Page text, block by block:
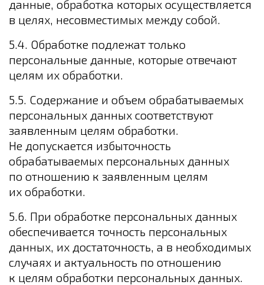
данные, обработка которых осуществляется
в целях, несовместимых между собой.
5.4. Обработке подлежат только
персональные данные, которые отвечают
целям их обработки.
5.5. Содержание и объем обрабатываемых
персональных данных соответствуют
заявленным целям обработки.
Не допускается избыточность
обрабатываемых персональных данных
по отношению к заявленным целям
их обработки.
5.6. При обработке персональных данных
обеспечивается точность персональных
данных, их достаточность, а в необходимых
случаях и актуальность по отношению
к целям обработки персональных данных.